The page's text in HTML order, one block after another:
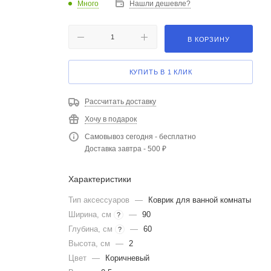
Много Нашли дешевле?
В КОРЗИНУ
КУПИТЬ В 1 КЛИК
Рассчитать доставку
Хочу в подарок
Самовывоз сегодня - бесплатно
Доставка завтра - 500 ₽
Характеристики
Тип аксессуаров —
Коврик для ванной комнаты
Ширина, см
? — 90
Глубина, см
? — 60
Высота, см
— 2
Цвет —
Коричневый